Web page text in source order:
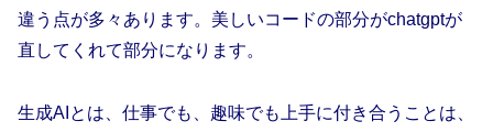
違う点が多々あります。美しいコードの部分がchatgptが
直してくれて部分になります。
生成AIとは、仕事でも、趣味でも上手に付き合うことは、